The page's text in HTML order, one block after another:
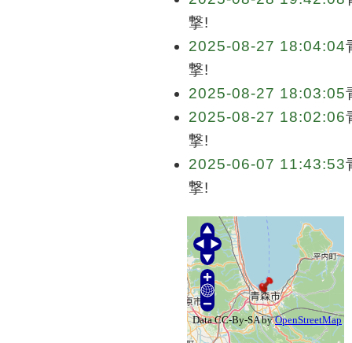
撃!
2025-08-27 18:04:04
撃!
2025-08-27 18:03:05
2025-08-27 18:02:06
撃!
2025-06-07 11:43:53
撃!